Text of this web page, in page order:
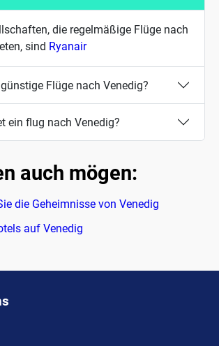
die regelmäßige Flüge nach
sind Ryanair
Flüge nach Venedig?
ein flug nach Venedig?
auch mögen:
die Geheimnisse von Venedig
auf Venedig